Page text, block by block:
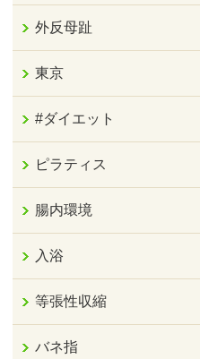
外反母趾
東京
#ダイエット
ピラティス
腸内環境
入浴
等張性収縮
バネ指